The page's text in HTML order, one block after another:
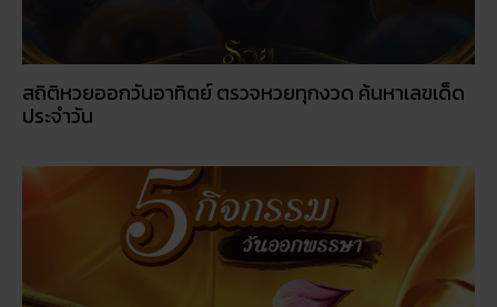
สถิติหวยออกวันอาทิตย์ ตรวจหวยทุกงวด ค้นหาเลขเด็ด
ประจำวัน